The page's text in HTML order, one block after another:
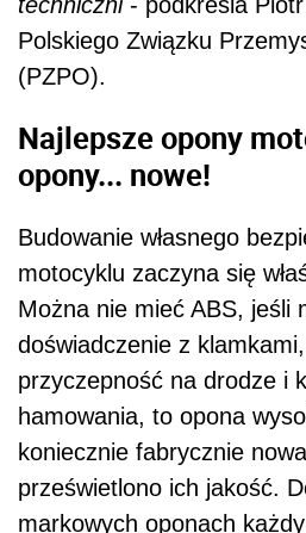
Polskiego Związku
(PZPO).
Najlepsze opony
opony... nowe!
Budowanie własnego
motocyklu zaczyna się
Można nie mieć ABS, jeśli
doświadczenie z
przyczepność na drodze i
hamowania, to opona
koniecznie fabrycznie
prześwietlono ich jakość.
markowych oponach